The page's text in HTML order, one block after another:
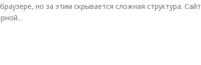
но за этим скрывается сложная структура. Сайт